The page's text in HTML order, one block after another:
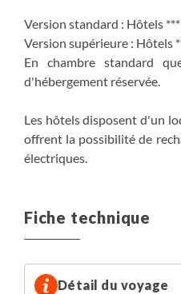
Version standard : Hôtels
Version supérieure : Hôtels
En chambre standard
d'hébergement réservée.
Les hôtels disposent d'un
offrent la possibilité de
électriques.
Fiche technique
Détail du voyage